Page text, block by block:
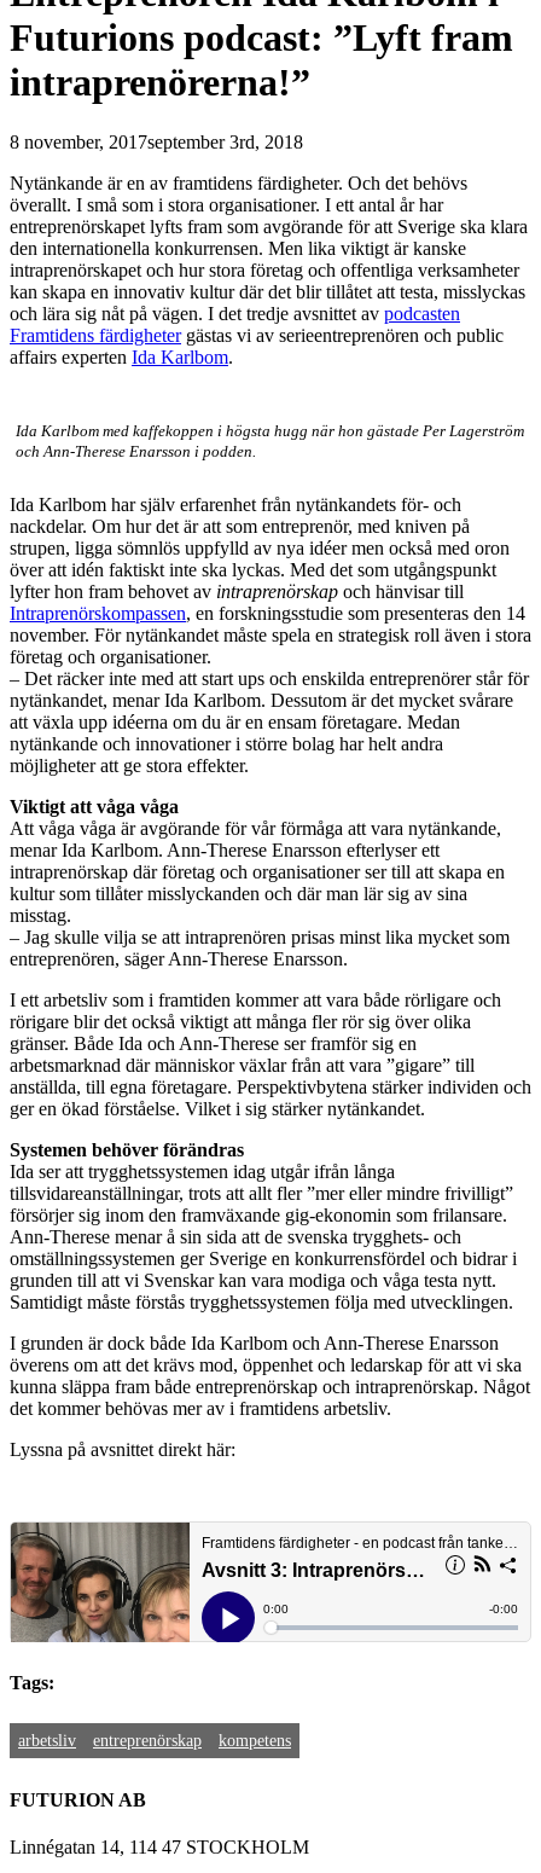
Futurions podcast: ”Lyft fram
intraprenörerna!”
8 november, 2017september 3rd, 2018
Nytänkande är en av framtidens färdigheter. Och det behövs
överallt. I små som i stora organisationer. I ett antal år har
entreprenörskapet lyfts fram som avgörande för att Sverige ska klara
den internationella konkurrensen. Men lika viktigt är kanske
intraprenörskapet och hur stora företag och offentliga verksamheter
kan skapa en innovativ kultur där det blir tillåtet att testa, misslyckas
och lära sig nåt på vägen. I det tredje avsnittet av podcasten
Framtidens färdighetergästas vi av serieentreprenören och public
affairs experten Ida Karlbom.
Ida Karlbom med kaffekoppen i högsta hugg när hon gästade Per Lagerström
och Ann-Therese Enarsson i podden.
Ida Karlbom har själv erfarenhet från nytänkandets för- och
nackdelar. Om hur det är att som entreprenör, med kniven på
strupen, ligga sömnlös uppfylld av nya idéer men också med oron
över att idén faktiskt inte ska lyckas. Med det som utgångspunkt
lyfter hon fram behovet av intraprenörskap och hänvisar till
Intraprenörskompassen, en forskningsstudie som presenteras den 14
november. För nytänkandet måste spela en strategisk roll även i stora
företag och organisationer.
– Det räcker inte med att start ups och enskilda entreprenörer står för
nytänkandet, menar Ida Karlbom. Dessutom är det mycket svårare
att växla upp idéerna om du är en ensam företagare. Medan
nytänkande och innovationer i större bolag har helt andra
möjligheter att ge stora effekter.
Viktigt att våga våga
Att våga våga är avgörande för vår förmåga att vara nytänkande,
menar Ida Karlbom. Ann-Therese Enarsson efterlyser ett
intraprenörskap där företag och organisationer ser till att skapa en
kultur som tillåter misslyckanden och där man lär sig av sina
misstag.
– Jag skulle vilja se att intraprenören prisas minst lika mycket som
entreprenören, säger Ann-Therese Enarsson.
I ett arbetsliv som i framtiden kommer att vara både rörligare och
rörigare blir det också viktigt att många fler rör sig över olika
gränser. Både Ida och Ann-Therese ser framför sig en
arbetsmarknad där människor växlar från att vara ”gigare” till
anställda, till egna företagare. Perspektivbytena stärker individen och
ger en ökad förståelse. Vilket i sig stärker nytänkandet.
Systemen behöver förändras
Ida ser att trygghetssystemen idag utgår ifrån långa
tillsvidareanställningar, trots att allt fler ”mer eller mindre frivilligt”
försörjer sig inom den framväxande gig-ekonomin som frilansare.
Ann-Therese menar å sin sida att de svenska trygghets- och
omställningssystemen ger Sverige en konkurrensfördel och bidrar i
grunden till att vi Svenskar kan vara modiga och våga testa nytt.
Samtidigt måste förstås trygghetssystemen följa med utvecklingen.
I grunden är dock både Ida Karlbom och Ann-Therese Enarsson
överens om att det krävs mod, öppenhet och ledarskap för att vi ska
kunna släppa fram både entreprenörskap och intraprenörskap. Något
det kommer behövas mer av i framtidens arbetsliv.
Lyssna på avsnittet direkt här:
Tags:
arbetsliv entreprenörskap kompetens
FUTURION AB
Linnégatan 14, 114 47 STOCKHOLM